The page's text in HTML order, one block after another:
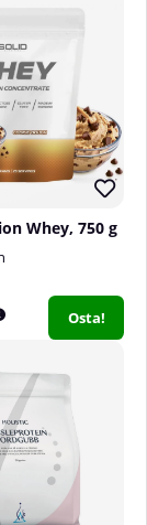
Whey, 750 g
Osta!